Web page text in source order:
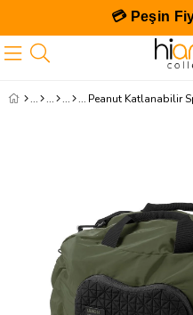
💳 Peşin
Peanut Katlanabilir